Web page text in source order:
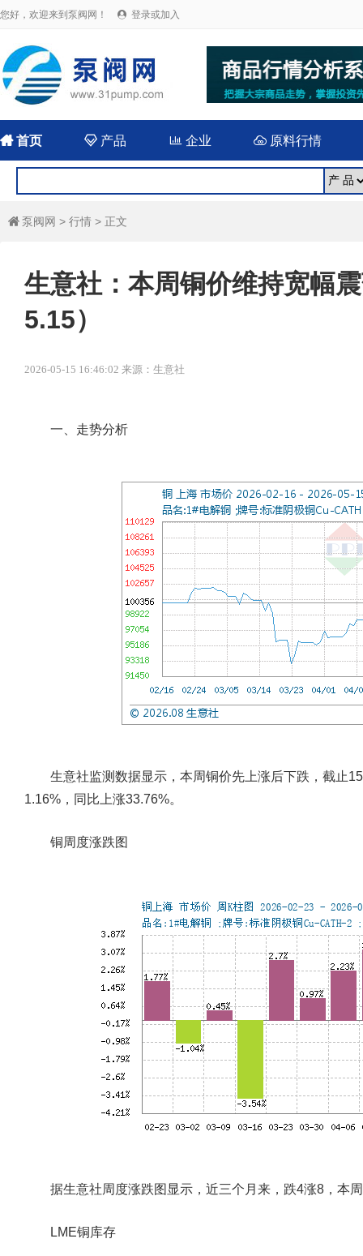
您好，欢迎来到泵阀网！  登录或加入
首页  产品 企业 原料行情
 泵阀网 > 行情 > 正文
生意社：本周铜价维持宽幅
5.15）
2026-05-15 16:46:02 来源：生意社
一、走势分析
生意社监测数据显示，本周铜价先上涨后下跌，截止15
1.16%，同比上涨33.76%。
铜周度涨跌图
据生意社周度涨跌图显示，近三个月来，跌4涨8，本周
LME铜库存